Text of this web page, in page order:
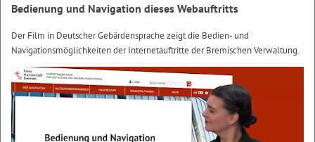
Bedienung und Navigation dieses Webauftritts
Der Film in Deutscher Gebärdensprache zeigt die Bedien- und
Navigationsmöglichkeiten der Internetauftritte der Bremischen Verwaltung.